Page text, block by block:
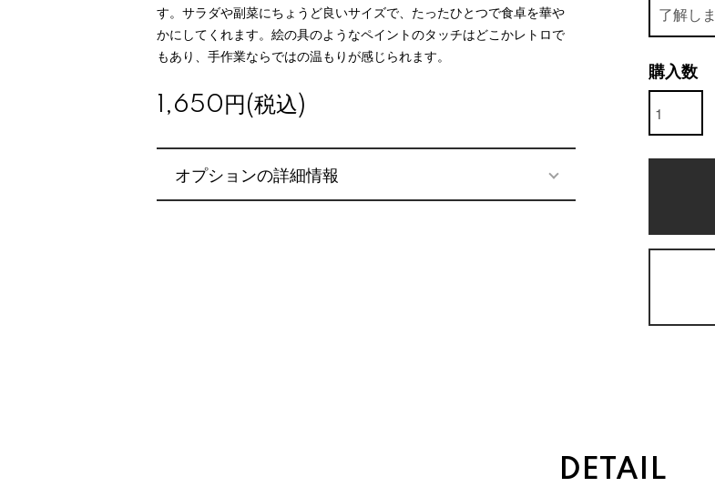
す。サラダや副菜にちょうど良いサイズで、たったひとつで食卓を華や
かにしてくれます。絵の具のようなペイントのタッチはどこかレトロで
もあり、手作業ならではの温もりが感じられます。
1,650円(税込)
オプションの詳細情報
購入数
DETAIL